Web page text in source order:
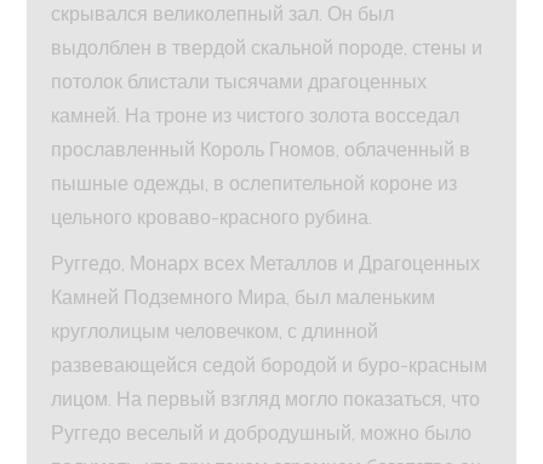
скрывался великолепный зал. Он был
выдолблен в твердой скальной породе, стены и
потолок блистали тысячами драгоценных
камней. На троне из чистого золота восседал
прославленный Король Гномов, облаченный в
пышные одежды, в ослепительной короне из
цельного кроваво-красного рубина.
Руггедо, Монарх всех Металлов и Драгоценных
Камней Подземного Мира, был маленьким
круглолицым человечком, с длинной
развевающейся седой бородой и буро-красным
лицом. На первый взгляд могло показаться, что
Руггедо веселый и добродушный, можно было